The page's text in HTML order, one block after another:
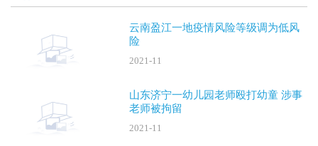
云南盈江一地疫情风险等级调为低风
险
2021-11
山东济宁一幼儿园老师殴打幼童 涉事
老师被拘留
2021-11